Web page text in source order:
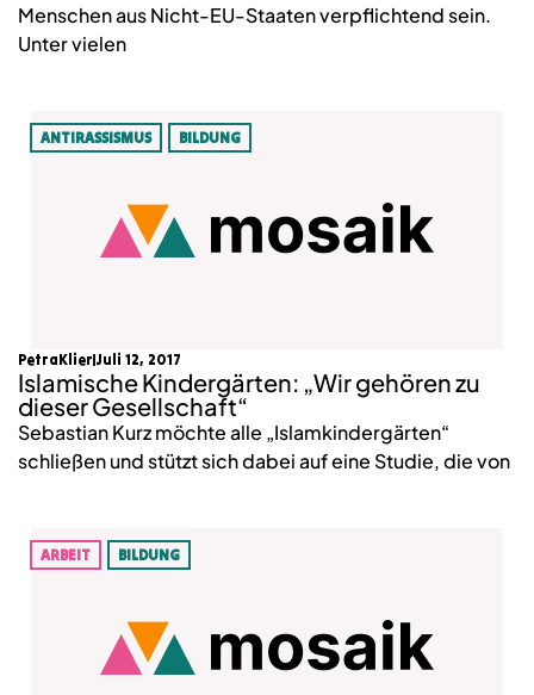
Menschen aus Nicht-EU-Staaten verpflichtend sein.
Unter vielen
ANTIRASSISMUS BILDUNG
PetraKlier Juli 12, 2017
Islamische Kindergärten: „Wir gehören zu
dieser Gesellschaft“
Sebastian Kurz möchte alle „Islamkindergärten“
schließen und stützt sich dabei auf eine Studie, die von
ARBEIT BILDUNG